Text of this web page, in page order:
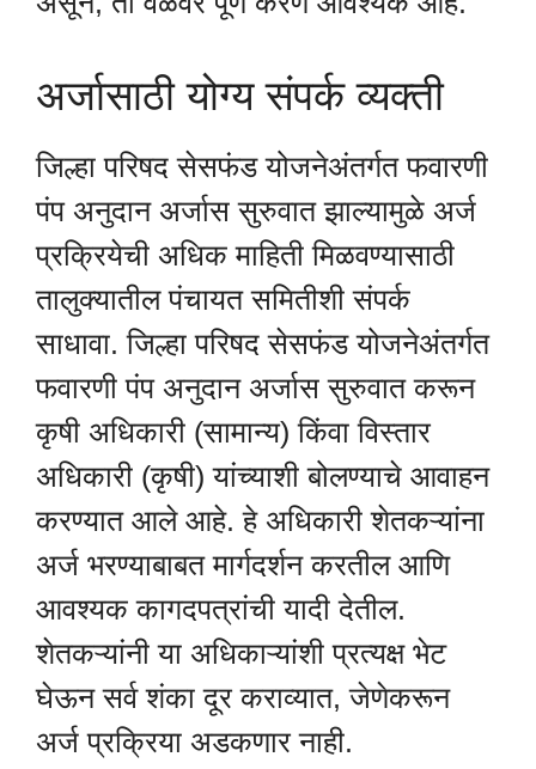
अर्जासाठी योग्य संपर्क व्यक्ती
जिल्हा परिषद सेसफंड योजनेअंतर्गत फवारणी
पंप अनुदान अर्जास सुरुवात झाल्यामुळे अर्ज
प्रक्रियेची अधिक माहिती मिळवण्यासाठी
तालुक्यातील पंचायत समितीशी संपर्क
साधावा. जिल्हा परिषद सेसफंड योजनेअंतर्गत
फवारणी पंप अनुदान अर्जास सुरुवात करून
कृषी अधिकारी (सामान्य) किंवा विस्तार
अधिकारी (कृषी) यांच्याशी बोलण्याचे आवाहन
करण्यात आले आहे. हे अधिकारी शेतकऱ्यांना
अर्ज भरण्याबाबत मार्गदर्शन करतील आणि
आवश्यक कागदपत्रांची यादी देतील.
शेतकऱ्यांनी या अधिकाऱ्यांशी प्रत्यक्ष भेट
घेऊन सर्व शंका दूर कराव्यात, जेणेकरून
अर्ज प्रक्रिया अडकणार नाही.